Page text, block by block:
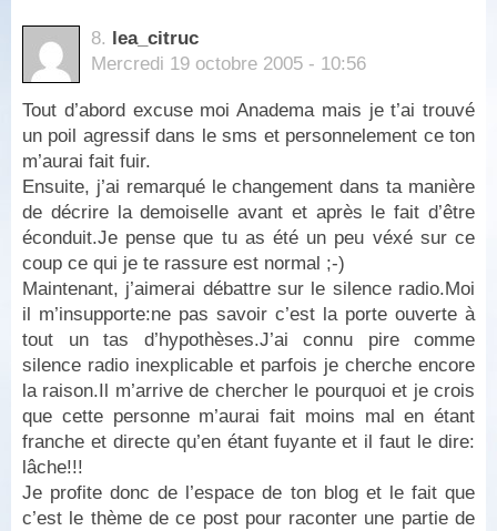
8. lea_citruc
Mercredi 19 octobre 2005 - 10:56
Tout d’abord excuse moi Anadema mais je t’ai trouvé
un poil agressif dans le sms et personnelement ce ton
m’aurai fait fuir.
Ensuite, j’ai remarqué le changement dans ta manière
de décrire la demoiselle avant et après le fait d’être
éconduit.Je pense que tu as été un peu véxé sur ce
coup ce qui je te rassure est normal ;-)
Maintenant, j’aimerai débattre sur le silence radio.Moi
il m’insupporte:ne pas savoir c’est la porte ouverte à
tout un tas d’hypothèses.J’ai connu pire comme
silence radio inexplicable et parfois je cherche encore
la raison.Il m’arrive de chercher le pourquoi et je crois
que cette personne m’aurai fait moins mal en étant
franche et directe qu’en étant fuyante et il faut le dire:
lâche!!!
Je profite donc de l’espace de ton blog et le fait que
c’est le thème de ce post pour raconter une partie de